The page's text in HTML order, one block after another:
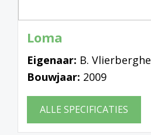
Loma
Eigenaar: B. Vlierberghe
Bouwjaar: 2009
ALLE SPECIFICATIES